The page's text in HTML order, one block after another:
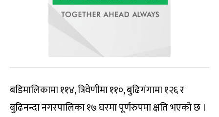
बडिमालिकामा ११४, त्रिवेणीमा ११०, बुढिगंगामा १२६ र
बुढिनन्दा नगरपालिका १७ घरमा पूर्णरुपमा क्षति भएको छ ।